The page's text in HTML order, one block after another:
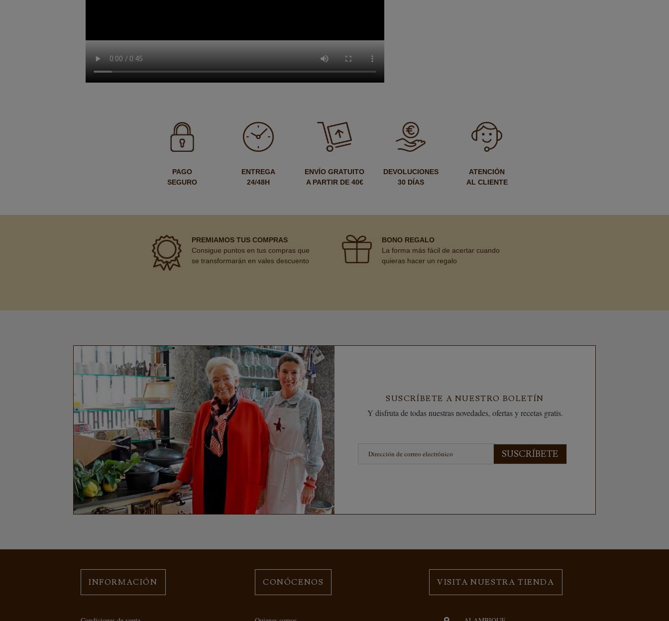
PAGO
SEGURO
ENTREGA
24/48H
ENVÍO GRATUITO
A PARTIR DE 40€
DEVOLUCIONES
30 DÍAS
ATENCIÓN
AL CLIENTE
PREMIAMOS TUS COMPRAS
Consigue puntos en tus compras que
se transformarán en vales descuento
BONO REGALO
La forma más fácil de acertar cuando
quieras hacer un regalo
SUSCRÍBETE A NUESTRO BOLETÍN
Y disfruta de todas nuestras novedades, ofertas y recetas gratis.
SUSCRÍBETE
INFORMACIÓN CONÓCENOS VISITA NUESTRA TIENDA